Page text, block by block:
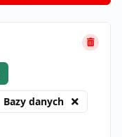
Bazy danych